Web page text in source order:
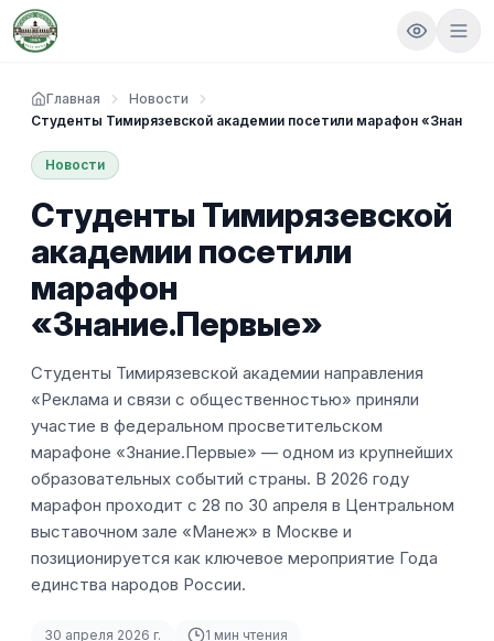
Главная
Новости
Студенты Тимирязевской академии посетили марафон
Новости
Студенты Тимирязевской
академии посетили
марафон
«Знание.Первые»
Студенты Тимирязевской академии направления
«Реклама и связи с общественностью» приняли
участие в федеральном просветительском
марафоне «Знание.Первые» — одном из крупнейших
образовательных событий страны. В 2026 году
марафон проходит с 28 по 30 апреля в Центральном
выставочном зале «Манеж» в Москве и
позиционируется как ключевое мероприятие Года
единства народов России.
30 апреля 2026 г. 1 мин чтения